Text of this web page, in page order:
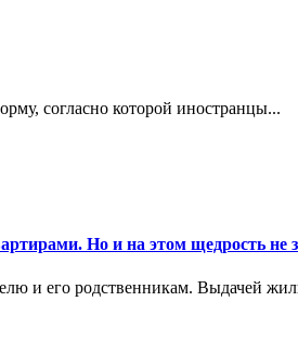
согласно которой иностранцы...
Но и на этом щедрость не
и его родственникам. Выдачей